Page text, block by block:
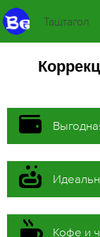
Таштагол
Кофе и